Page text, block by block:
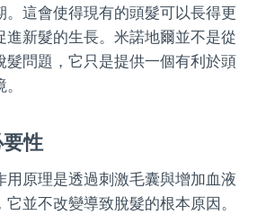
。這會使得現有的頭髮可以長得更
進新髮的生長。米諾地爾並不是從
髮問題，它只是提供一個有利於頭
性
用原理是透過刺激毛囊與增加血液
並不改變導致脫髮的根本原因。